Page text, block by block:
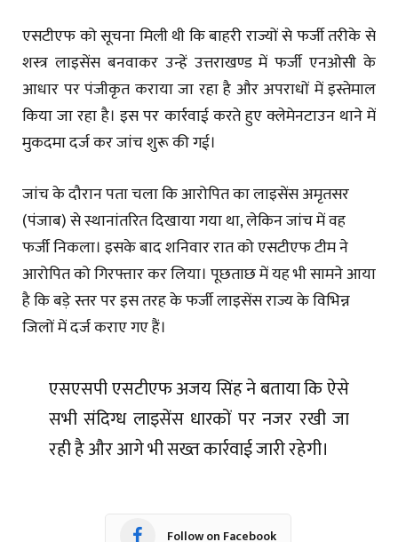
एसटीएफ को सूचना मिली थी कि बाहरी राज्यों से फर्जी तरीके से
शस्त्र लाइसेंस बनवाकर उन्हें उत्तराखण्ड में फर्जी एनओसी के
आधार पर पंजीकृत कराया जा रहा है और अपराधों में इस्तेमाल
किया जा रहा है। इस पर कार्रवाई करते हुए क्लेमेनटाउन थाने में
मुकदमा दर्ज कर जांच शुरू की गई।
जांच के दौरान पता चला कि आरोपित का लाइसेंस अमृतसर
(पंजाब) से स्थानांतरित दिखाया गया था, लेकिन जांच में वह
फर्जी निकला। इसके बाद शनिवार रात को एसटीएफ टीम ने
आरोपित को गिरफ्तार कर लिया। पूछताछ में यह भी सामने आया
है कि बड़े स्तर पर इस तरह के फर्जी लाइसेंस राज्य के विभिन्न
जिलों में दर्ज कराए गए हैं।
एसएसपी एसटीएफ अजय सिंह ने बताया कि ऐसे
सभी संदिग्ध लाइसेंस धारकों पर नजर रखी जा
रही है और आगे भी सख्त कार्रवाई जारी रहेगी।
Follow on Facebook